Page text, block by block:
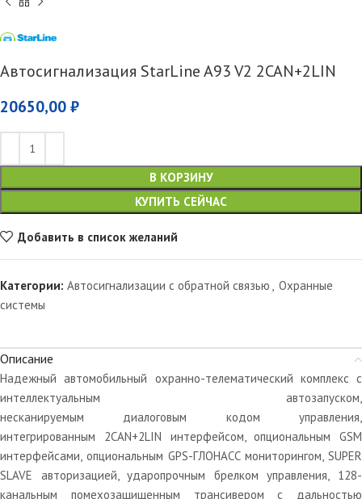
Автосигнализация StarLine A93 V2 2CAN+2LIN
20650,00 ₽
В КОРЗИНУ
КУПИТЬ СЕЙЧАС
Добавить в список желаний
Категории: Автосигнализации с обратной связью , Охранные
системы
Описание
Надежный автомобильный охранно-телематический комплекс с
интеллектуальным автозапуском,
несканируемым диалоговым кодом управления,
интегрированным 2CAN+2LIN интерфейсом, опциональным GSM
интерфейсами, опциональным GPS-ГЛОНАСС мониторингом, SUPER
SLAVE авторизацией, ударопрочным брелком управления, 128-
канальным помехозащищенным трансивером с дальностью